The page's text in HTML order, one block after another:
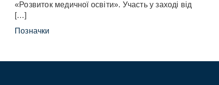
«Розвиток медичної освіти». Участь у заході від
[…]
Позначки